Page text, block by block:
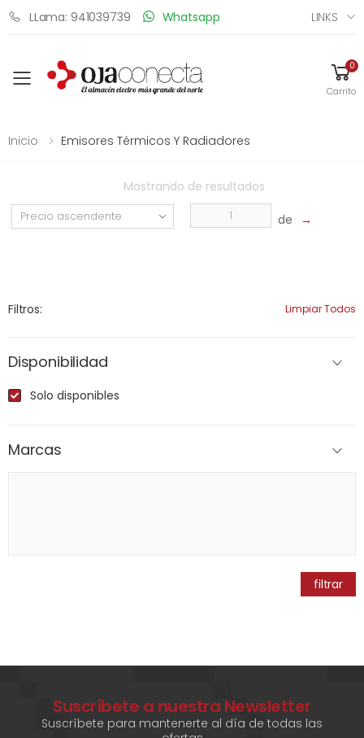
LLama: 941039739 Whatsapp LINKS
Toggle mobile menu
0
Carrito
Inicio Emisores Térmicos Y Radiadores
Mostrando de resultados
de →
Filtros: Limpiar Todos
Disponibilidad
Solo disponibles
Marcas
filtrar
Suscríbete a nuestra Newsletter
Suscríbete para mantenerte al día de todas las